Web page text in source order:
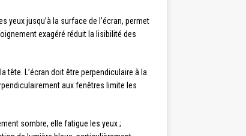
yeux jusqu’à la surface de l’écran, permet
exagéré réduit la lisibilité des
tête. L’écran doit être perpendiculaire à la
aux fenêtres limite les
sombre, elle fatigue les yeux ;